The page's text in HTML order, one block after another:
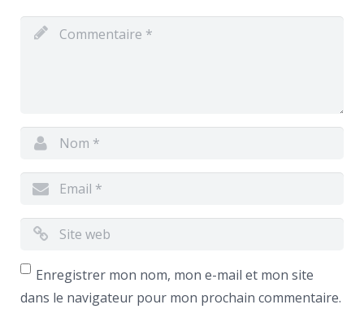
Enregistrer mon nom, mon e-mail et mon site
dans le navigateur pour mon prochain commentaire.